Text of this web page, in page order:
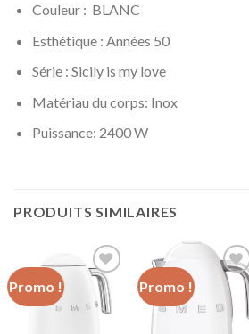
Couleur : BLANC
Esthétique : Années 50
Série : Sicily is my love
Matériau du corps: Inox
Puissance: 2400 W
PRODUITS SIMILAIRES
Promo !
Add to
wishlist
Promo !
Add to
wishlist